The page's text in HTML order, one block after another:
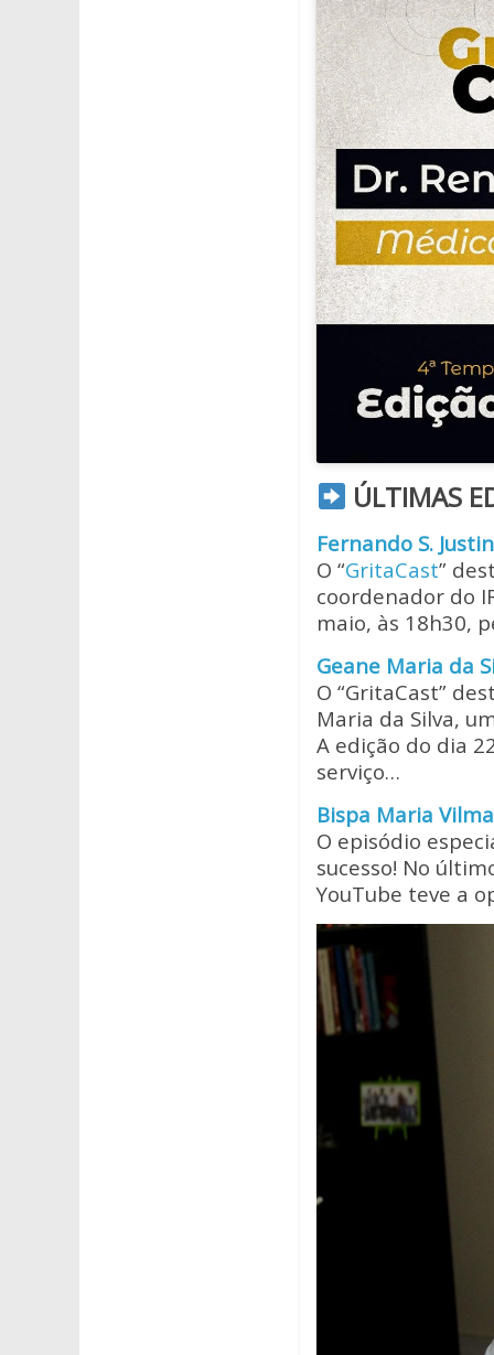
ÚLTIMAS
Fernando S.
O “GritaCast”
coordenador do
maio, às 18h30,
Geane Maria da
O “GritaCast”
Maria da Silva,
A edição do dia
serviço…
Bispa Maria
O episódio
sucesso! No
YouTube teve a